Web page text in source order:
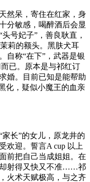
然呆，寄住在红家，身
分敏感，喝醉酒后会显
号妃子”，善良耿直，
莉的额头。黑肤犬耳
自称“在下”，武器是银
已。原本是与祁红订
婚。目前已知是能帮助
化，疑似小魔王的血亲
长”的女儿，原龙井的
欢迎。誓言A cup 以上
前把自己当成姐姐。在
却射得又快又不准……祁
火术天赋极高，与之齐